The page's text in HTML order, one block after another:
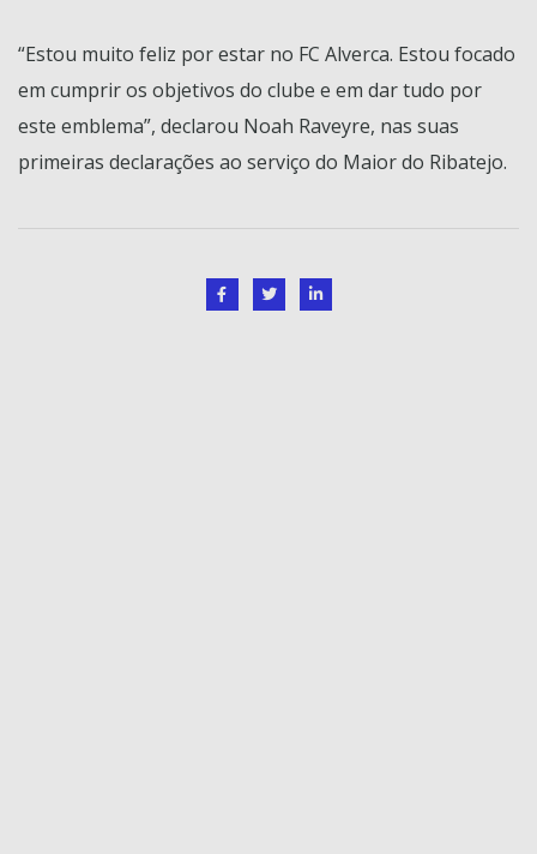
“Estou muito feliz por estar no FC Alverca. Estou focado
em cumprir os objetivos do clube e em dar tudo por
este emblema”, declarou Noah Raveyre, nas suas
primeiras declarações ao serviço do Maior do Ribatejo.